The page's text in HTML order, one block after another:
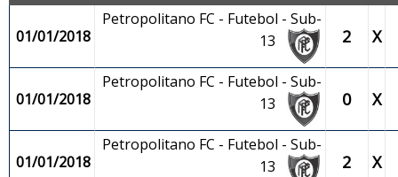
01/01/2018
Petropolitano FC - Futebol - Sub-
13
2 X
01/01/2018
Petropolitano FC - Futebol - Sub-
13
0 X
01/01/2018
Petropolitano FC - Futebol - Sub-
13
2 X